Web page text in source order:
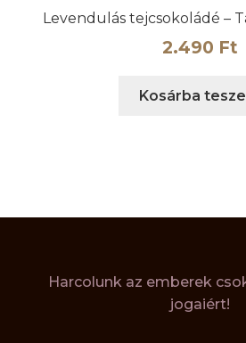
Levendulás tejcsokoládé –
2.490 Ft
Kosárba
Harcolunk az emberek
jogaiért!